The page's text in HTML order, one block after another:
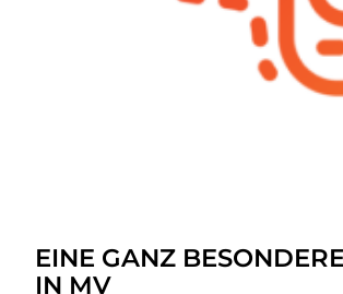
EINE GANZ
IN MV